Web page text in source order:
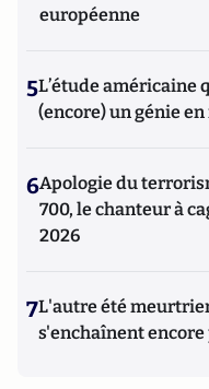
européenne
5L’étude américaine
(encore) un génie
6Apologie du
700, le chanteur à
2026
7L'autre été
s'enchaînent encore